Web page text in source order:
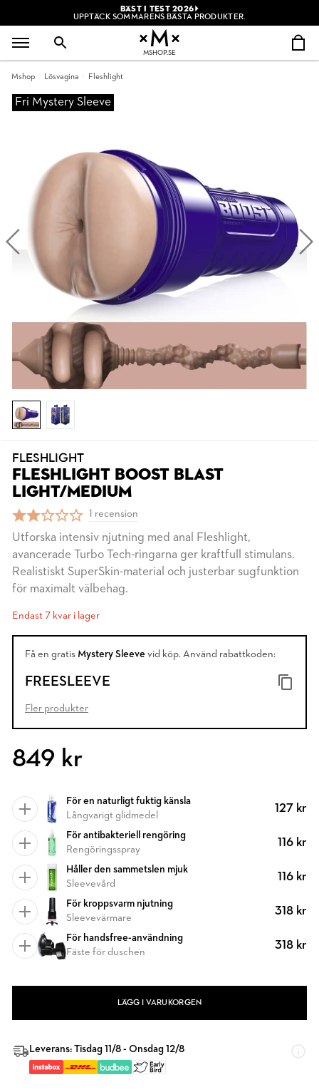
BÄST I TEST 2026
UPPTÄCK SOMMARENS BÄSTA PRODUKTER.
MSHOP.SE
Mshop Lösvagina Fleshlight
Fri Mystery Sleeve
FLESHLIGHT
FLESHLIGHT BOOST BLAST
LIGHT/MEDIUM
1 recension
Utforska intensiv njutning med anal Fleshlight,
avancerade Turbo Tech-ringarna ger kraftfull stimulans.
Realistiskt SuperSkin-material och justerbar sugfunktion
för maximalt välbehag.
Endast 7 kvar i lager
Få en gratis Mystery Sleeve vid köp. Använd rabattkoden:
FREESLEEVE
Fler produkter
849 kr
För en naturligt fuktig känsla
Långvarigt glidmedel
127 kr
För antibakteriell rengöring
Rengöringsspray
116 kr
Håller den sammetslen mjuk
Sleevevård
116 kr
För kroppsvarm njutning
Sleevevärmare
318 kr
För handsfree-användning
Fäste för duschen
318 kr
LÄGG I VARUKORGEN
Leverans: Tisdag 11/8 - Onsdag 12/8